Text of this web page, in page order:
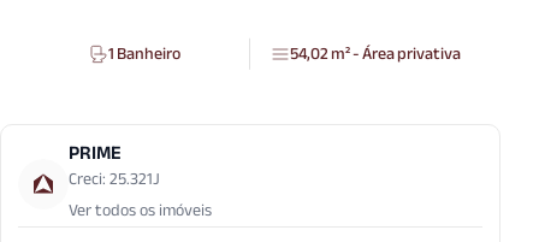
1 Banheiro 54,02 m² - Área privativa
PRIME
Creci: 25.321J
Ver todos os imóveis